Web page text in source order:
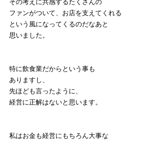
その考えに共感するたくさんの
ファンがついて、お店を支えてくれる
という風になってくるのだなあと
思いました。
特に飲食業だからという事も
ありますし、
先ほども言ったように、
経営に正解はないと思います。
私はお金も経営にもちろん大事な